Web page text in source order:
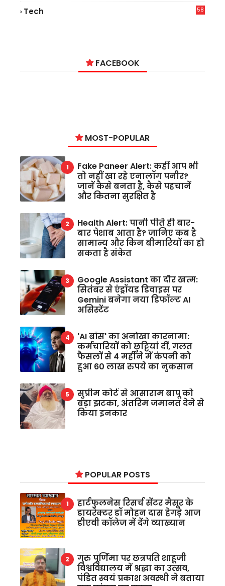
Tech
58
FACEBOOK
MOST-POPULAR
Fake Paneer Alert: कहीं आप भी
तो नहीं खा रहे एनालॉग पनीर?
जानें कैसे बनता है, कैसे पहचानें
और कितना सुरक्षित है
Health Alert: पानी पीते ही बार-
बार पेशाब आता है? जानिए कब है
सामान्य और किन बीमारियों का हो
सकता है संकेत
Google Assistant का दौर खत्म:
सितंबर से एंड्रॉयड डिवाइस पर
Gemini बनेगा नया डिफॉल्ट AI
असिस्टेंट
'AI बॉस' का अनोखा कारनामा:
कर्मचारियों को छुट्टियां दीं, गलत
फैसलों से 4 महीने में कंपनी को
हुआ 60 लाख रुपये का नुकसान
सुप्रीम कोर्ट से आसाराम बापू को
बड़ा झटका, अंतरिम जमानत देने से
किया इनकार
POPULAR POSTS
हार्टफुलनेस रिसर्च सेंटर मैसूर के
डायरेक्टर डॉ मोहन दास हेगड़े आज
डीएवी कॉलेज में देंगे व्याख्यान
गुरु पूर्णिमा पर छत्रपति शाहूजी
विश्वविद्यालय में श्रद्धा का उत्सव,
पंडित स्वयं प्रकाश अवस्थी ने बताया